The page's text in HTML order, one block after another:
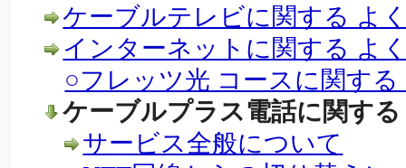
ケーブルテレビに関する よ
インターネットに関する よ
○フレッツ光 コースに関す
ケーブルプラス電話に関す
サービス全般について